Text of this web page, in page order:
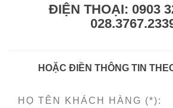
ĐIỆN THOẠI: 0903
HOẶC ĐIỀN THÔNG TIN
HỌ TÊN KHÁCH HÀNG (*):